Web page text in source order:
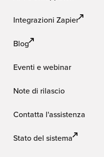
Integrazioni Zapier
Blog
Eventi e webinar
Note di rilascio
Contatta l'assistenza
Stato del sistema